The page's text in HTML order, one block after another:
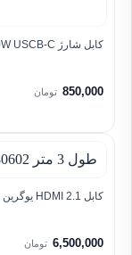
کابل شارژ 100W USCB-C باسئوس مدل P10377704213-01 طول 2 متر
850,000 تومان
کابل 2.1 HDMI یوگرین مدل HD135 80602 طول 3 متر
6,500,000 تومان